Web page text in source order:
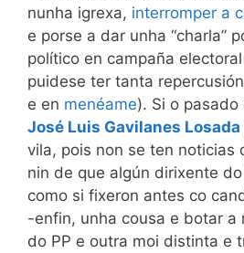
nunha igrexa, interromper a
e porse a dar unha “charla”
político en campaña
puidese ter tanta
e en menéame). Si o
José Luis Gavilanes Losada
vila, pois non se ten noticias
nin de que algún dirixente
como si fixeron antes co
-enfin, unha cousa e botar a
do PP e outra moi distinta e